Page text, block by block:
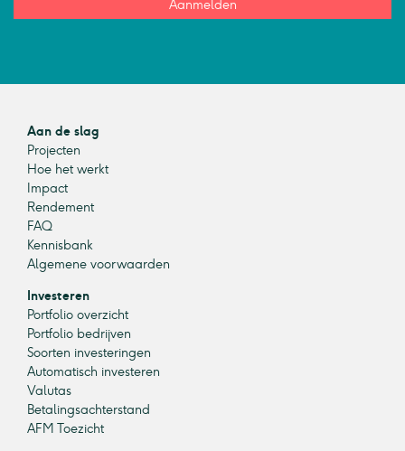
Aanmelden
Aan de slag
Projecten
Hoe het werkt
Impact
Rendement
FAQ
Kennisbank
Algemene voorwaarden
Investeren
Portfolio overzicht
Portfolio bedrijven
Soorten investeringen
Automatisch investeren
Valutas
Betalingsachterstand
AFM Toezicht